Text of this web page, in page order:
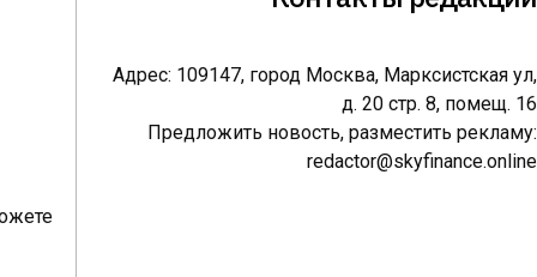
Адрес: 109147, город Москва, Марксистская ул,
д. 20 стр. 8, помещ. 16
Предложить новость, разместить рекламу:
redactor@skyfinance.online